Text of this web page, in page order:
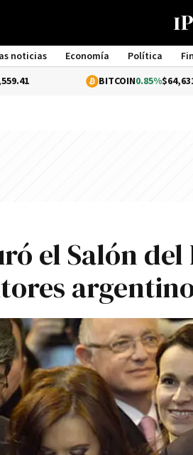
noticias Economía Política
0.85%$64,631.02
el Salón